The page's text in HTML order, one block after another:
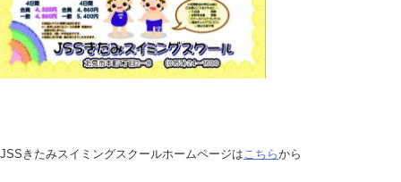
JSSきたみスイミングスクールホームページはこちらから